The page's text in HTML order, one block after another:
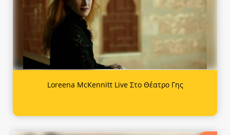
Loreena McKennitt Live Στο Θέατρο Γης